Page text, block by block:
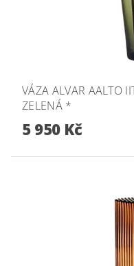
VÁZA ALVAR AALTO
ZELENÁ *
5 950 Kč